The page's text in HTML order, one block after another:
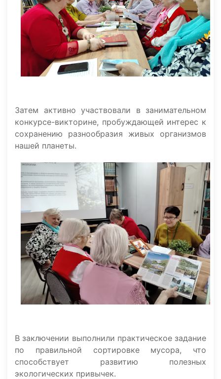
Затем активно участвовали в занимательном
конкурсе-викторине, пробуждающей интерес к
сохранению разнообразия живых организмов
нашей планеты.
В заключении выполнили практическое задание
по правильной сортировке мусора, что
способствует развитию полезных
экологических привычек.